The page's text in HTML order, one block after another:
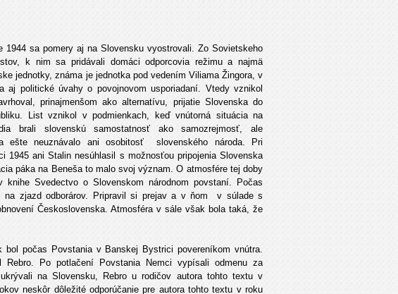
1944 sa pomery aj na Slovensku vyostrovali. Zo Sovietskeho
k nim sa pridávali domáci odporcovia režimu a najmä
jednotky, známa je jednotka pod vedením Viliama Žingora, v
aj politické úvahy o povojnovom usporiadaní. Vtedy vznikol
prinajmenšom ako alternatívu, prijatie Slovenska do
List vznikol v podmienkach, keď vnútorná situácia na
brali slovenskú samostatnosť ako samozrejmosť, ale
ešte neuznávalo ani osobitosť slovenského národa. Pri
1945 ani Stalin nesúhlasil s možnosťou pripojenia Slovenska
páka na Beneša to malo svoj význam. O atmosfére tej doby
knihe Svedectvo o Slovenskom národnom povstaní. Počas
na zjazd odborárov. Pripravil si prejav a v ňom v súlade s
Československa. Atmosféra v sále však bola taká, že
bol počas Povstania v Banskej Bystrici povereníkom vnútra.
Rebro. Po potlačení Povstania Nemci vypísali odmenu za
na Slovensku, Rebro u rodičov autora tohto textu v
neskôr dôležité odporúčanie pre autora tohto textu v roku